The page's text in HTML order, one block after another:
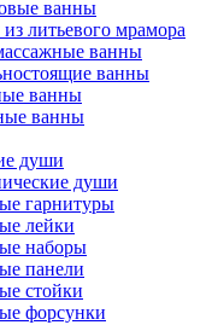
ванны
литьевого мрамора
ванны
ванны
ванны
ванны
души
души
гарнитуры
лейки
наборы
панели
стойки
форсунки